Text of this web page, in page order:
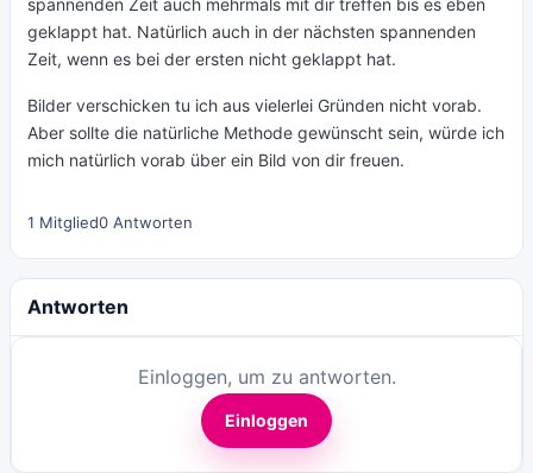
spannenden Zeit auch mehrmals mit dir treffen bis es eben
geklappt hat. Natürlich auch in der nächsten spannenden
Zeit, wenn es bei der ersten nicht geklappt hat.
Bilder verschicken tu ich aus vielerlei Gründen nicht vorab.
Aber sollte die natürliche Methode gewünscht sein, würde ich
mich natürlich vorab über ein Bild von dir freuen.
1 Mitglied0 Antworten
Antworten
Einloggen, um zu antworten.
Einloggen